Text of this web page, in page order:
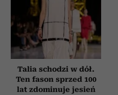
Talia schodzi w dół.
Ten fason sprzed 100
lat zdominuje jesień